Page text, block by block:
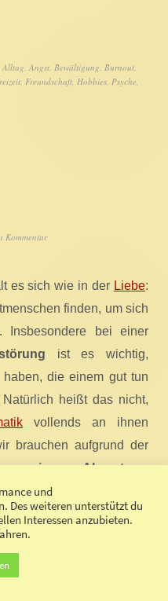
Alltag Angst Bewältigung Burnout
Freundschaft Hobbies Psyche
Kommentar
es sich wie in der Liebe:
finden, um sich
Insbesondere bei einer
ist es wichtig,
die einem gut tun
heißt das nicht,
vollends an ihnen
brauchen aufgrund der
gewisse Akzeptanz,
auchHilfestellung
es auch uns leichter
aufzubauen.
und
Des weiteren unterstützt du
Interessen anzubieten.